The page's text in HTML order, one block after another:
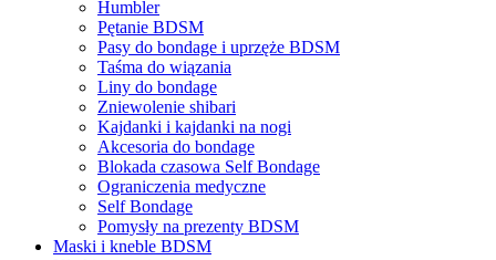
Humbler
Pętanie BDSM
Pasy do bondage i uprzęże BDSM
Taśma do wiązania
Liny do bondage
Zniewolenie shibari
Kajdanki i kajdanki na nogi
Akcesoria do bondage
Blokada czasowa Self Bondage
Ograniczenia medyczne
Self Bondage
Pomysły na prezenty BDSM
Maski i kneble BDSM